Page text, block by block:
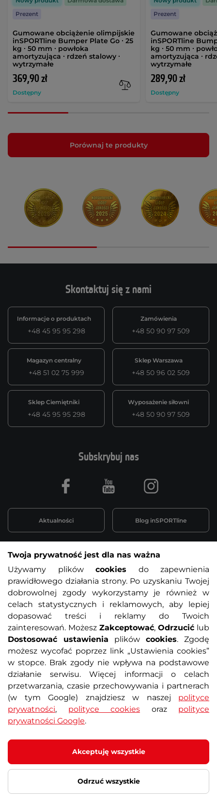
Gumowane obciążenie olimpijskie
inSPORTline Bumper Plate Go ∙ 25
kg ∙ 50 mm ∙ powłoka
amortyzująca ∙ rdzeń stalowy ∙
wytrzymałe
369,90 zł
Dostępny
Prezent
Gumowane
inSPORTline
kg ∙ 50 mm ∙
amortyzująca ∙
wytrzymałe
289,90 zł
Dostępny
Prezent
Porównaj te produkty
Skontaktuj się z nami
Informacje o produktach
+48 45 95 95 298
Zamówienia
+48 50 90 97 509
Magazyn centralny
+48 51 02 75 999
Sklep Warszawa
+48 50 96 02 509
Sklep Ciemiętniki
+48 45 95 95 298
Wyposażenie siłowni
+48 50 90 97 509
Informacje o zakupach
O nas Regulamin sklepu
Polityka prywatności Koszty przesyłek
Metody płatności Program lojalnościowy
Usługi dodatkowe Reklamacje i serwis
Formularz kontaktowy Wyposażenie siłowni
Subskrybuj nas
Aktualności Blog inSPORTline
Facebook Youtube Instagram
Twoja prywatność jest dla nas ważna
Używamy plików cookies do zapewnienia
prawidłowego działania strony. Po uzyskaniu Twojej
dobrowolnej zgody wykorzystamy je również w
celach statystycznych i reklamowych, aby lepiej
dopasować treści i reklamy do Twoich
zainteresowań. Możesz Zakceptować, Odrzucić lub
Dostosować ustawienia plików cookies. Zgodę
możesz wycofać poprzez link „Ustawienia cookies”
w stopce. Brak zgody nie wpływa na podstawowe
działanie serwisu. Więcej informacji o celach
przetwarzania, czasie przechowywania i partnerach
(w tym Google) znajdziesz w naszej polityce
prywatności, polityce cookies oraz polityce
prywatności Google.
Akceptuję wszystkie
Odrzuć wszystkie